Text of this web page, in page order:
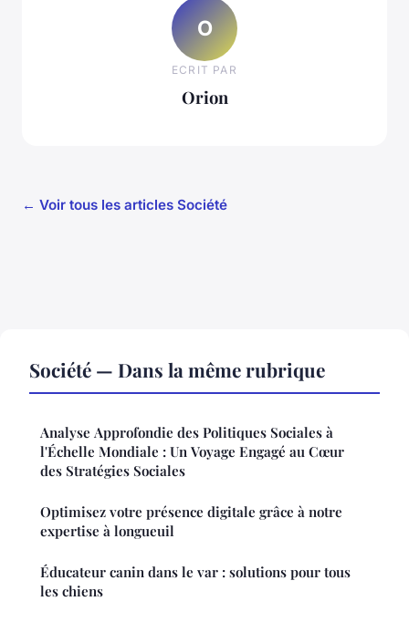
O
ECRIT PAR
Orion
← Voir tous les articles Société
Société — Dans la même rubrique
Analyse Approfondie des Politiques Sociales à
l'Échelle Mondiale : Un Voyage Engagé au Cœur
des Stratégies Sociales
Optimisez votre présence digitale grâce à notre
expertise à longueuil
Éducateur canin dans le var : solutions pour tous
les chiens